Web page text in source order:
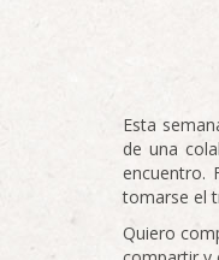
Esta
de una
encuentro.
tomarse el
Quiero